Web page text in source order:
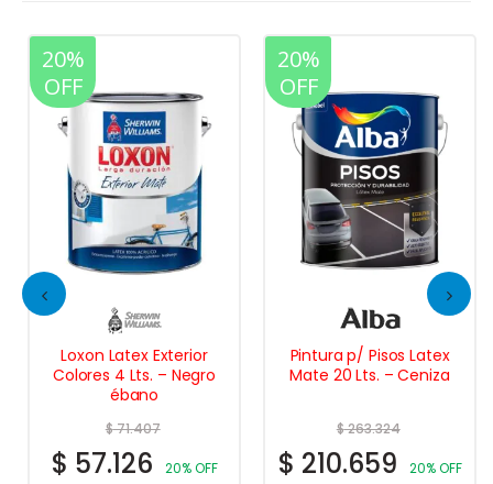
20%
OFF
Loxon Latex Exterior
Colores 4 Lts. – Negro
ébano
$71.407
$ 57.126 20% OFF
20%
OFF
Pintura p/ Pisos Latex
Mate 20 Lts. – Ceniza
$263.324
$ 210.659 20% OFF